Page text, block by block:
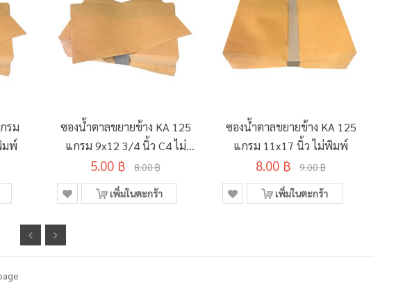
รม
มพ์
ซองน้ำตาลขยายข้าง KA 125
แกรม 9x12 3/4 นิ้ว C4 ไม่
พิมพ์
5.00 ฿ 8.00 ฿
เพิ่มในตะกร้า
ซองน้ำตาลขยายข้าง KA 125
แกรม 11x17 นิ้ว ไม่พิมพ์
8.00 ฿ 9.00 ฿
เพิ่มในตะกร้า